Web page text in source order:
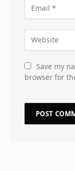
Save my
browser for